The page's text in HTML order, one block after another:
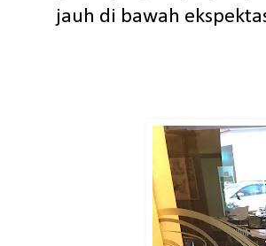
jauh di bawah